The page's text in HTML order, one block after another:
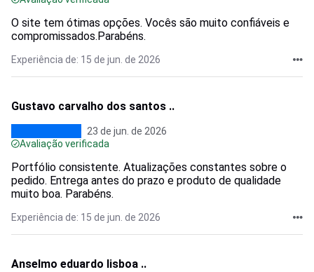
O site tem ótimas opções. Vocês são muito confiáveis e
compromissados.Parabéns.
Experiência de: 15 de jun. de 2026
Gustavo carvalho dos santos ..
23 de jun. de 2026
Avaliação verificada
Portfólio consistente. Atualizações constantes sobre o
pedido. Entrega antes do prazo e produto de qualidade
muito boa. Parabéns.
Experiência de: 15 de jun. de 2026
Anselmo eduardo lisboa ..